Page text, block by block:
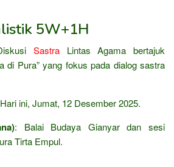
5W+1H
Sastra Lintas Agama bertajuk
di Pura” yang fokus pada dialog sastra
ini, Jumat, 12 Desember 2025.
: Balai Budaya Gianyar dan sesi
Tirta Empul.